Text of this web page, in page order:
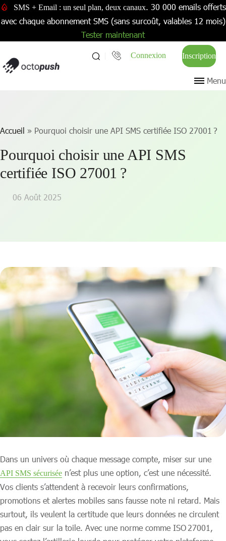
SMS + Email : un seul plan, deux canaux. 30 000 emails offerts
avec chaque abonnement SMS (sans surcoût, valables 12 mois)
Tester maintenant
Connexion Inscription
Menu
Accueil » Pourquoi choisir une API SMS certifiée ISO 27001 ?
Pourquoi choisir une API SMS
certifiée ISO 27001 ?
06 Août 2025
Dans un univers où chaque message compte, miser sur une
API SMS sécurisée n’est plus une option, c’est une nécessité.
Vos clients s’attendent à recevoir leurs confirmations,
promotions et alertes mobiles sans fausse note ni retard. Mais
surtout, ils veulent la certitude que leurs données ne circulent
pas en clair sur la toile. Avec une norme comme ISO 27001,